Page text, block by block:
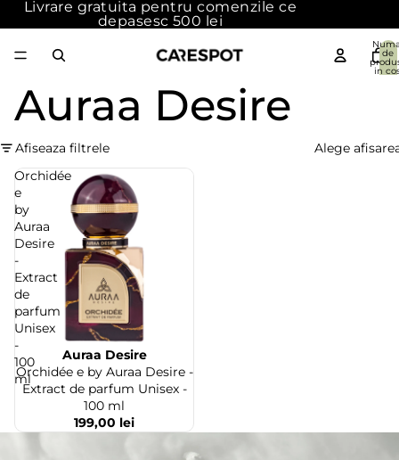
Livrare gratuita pentru comenzile ce
depasesc 500 lei
de
in
Auraa Desire
Afiseaza filtrele
Alege
Orchidée
e
by
Auraa
Desire
-
Extract
de
parfum
Unisex
-
100
ml
Auraa Desire
Orchidée e by Auraa Desire -
Extract de parfum Unisex -
100 ml
199,00 lei